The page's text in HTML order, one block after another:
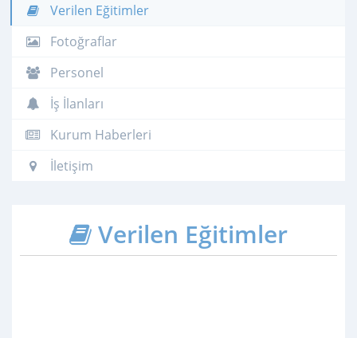
Verilen Eğitimler
Fotoğraflar
Personel
İş İlanları
Kurum Haberleri
İletişim
Verilen Eğitimler